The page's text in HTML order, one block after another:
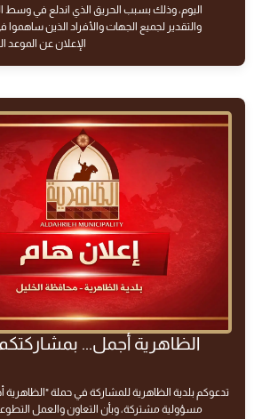
اليوم، وذلك بسبب الحريق الذي اندلع في وسط
والتقدير لجميع الجهات والأفراد الذين
الإعلان عن الموعد
الظاهرية أجمل...
تدعوكم بلدية الظاهرية للمشاركة في حملة "الظاهرية
مسؤولية مشتركة، وبأن التعاون والعمل